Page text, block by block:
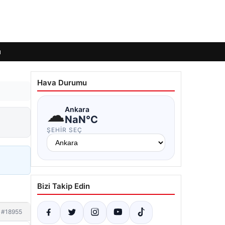
#18955
Hava Durumu
☁Ankara
NaN°C
ŞEHIR SEÇ
Bizi Takip Edin